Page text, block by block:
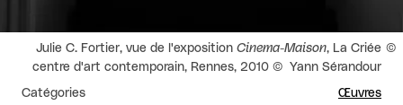
Droits réservés :
Julie C. Fortier, vue de l'exposition Cinema-Maison, La Criée
centre d'art contemporain, Rennes, 2010 © Yann Sérandour
Catégories Œuvres